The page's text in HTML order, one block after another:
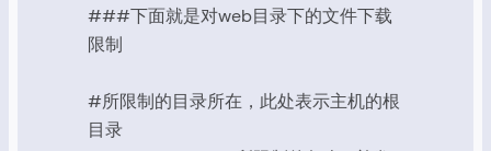
###下面就是对web目录下的文件下载
限制
#所限制的目录所在，此处表示主机的根
目录